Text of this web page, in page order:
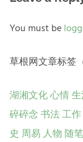
You must be
草根网文章标签
湖湘文化心情
碎碎念书法工作
史 周易人物随笔